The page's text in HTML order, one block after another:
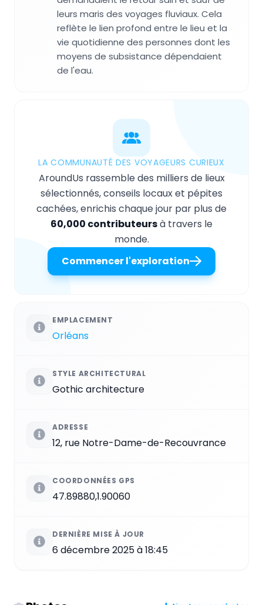
leurs maris des voyages fluviaux. Cela
reflète le lien profond entre le lieu et la
vie quotidienne des personnes dont les
moyens de subsistance dépendaient
de l'eau.
LA COMMUNAUTÉ DES VOYAGEURS CURIEUX
AroundUs rassemble des milliers de lieux
sélectionnés, conseils locaux et pépites
cachées, enrichis chaque jour par plus de
60,000 contributeursà travers le
monde.
Commencer l'exploration
EMPLACEMENT
Orléans
STYLE ARCHITECTURAL
Gothic architecture
ADRESSE
12, rue Notre-Dame-de-Recouvrance
COORDONNÉES GPS
47.89880,1.90060
DERNIÈRE MISE À JOUR
6 décembre 2025 à 18:45